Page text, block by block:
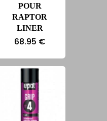
POUR
RAPTOR
LINER
68.95 €